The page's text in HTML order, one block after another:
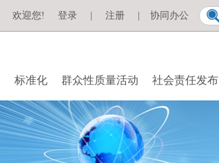
协同办公
欢迎您! 登录 注册
标准化 群众性质量活动 社会责任发布